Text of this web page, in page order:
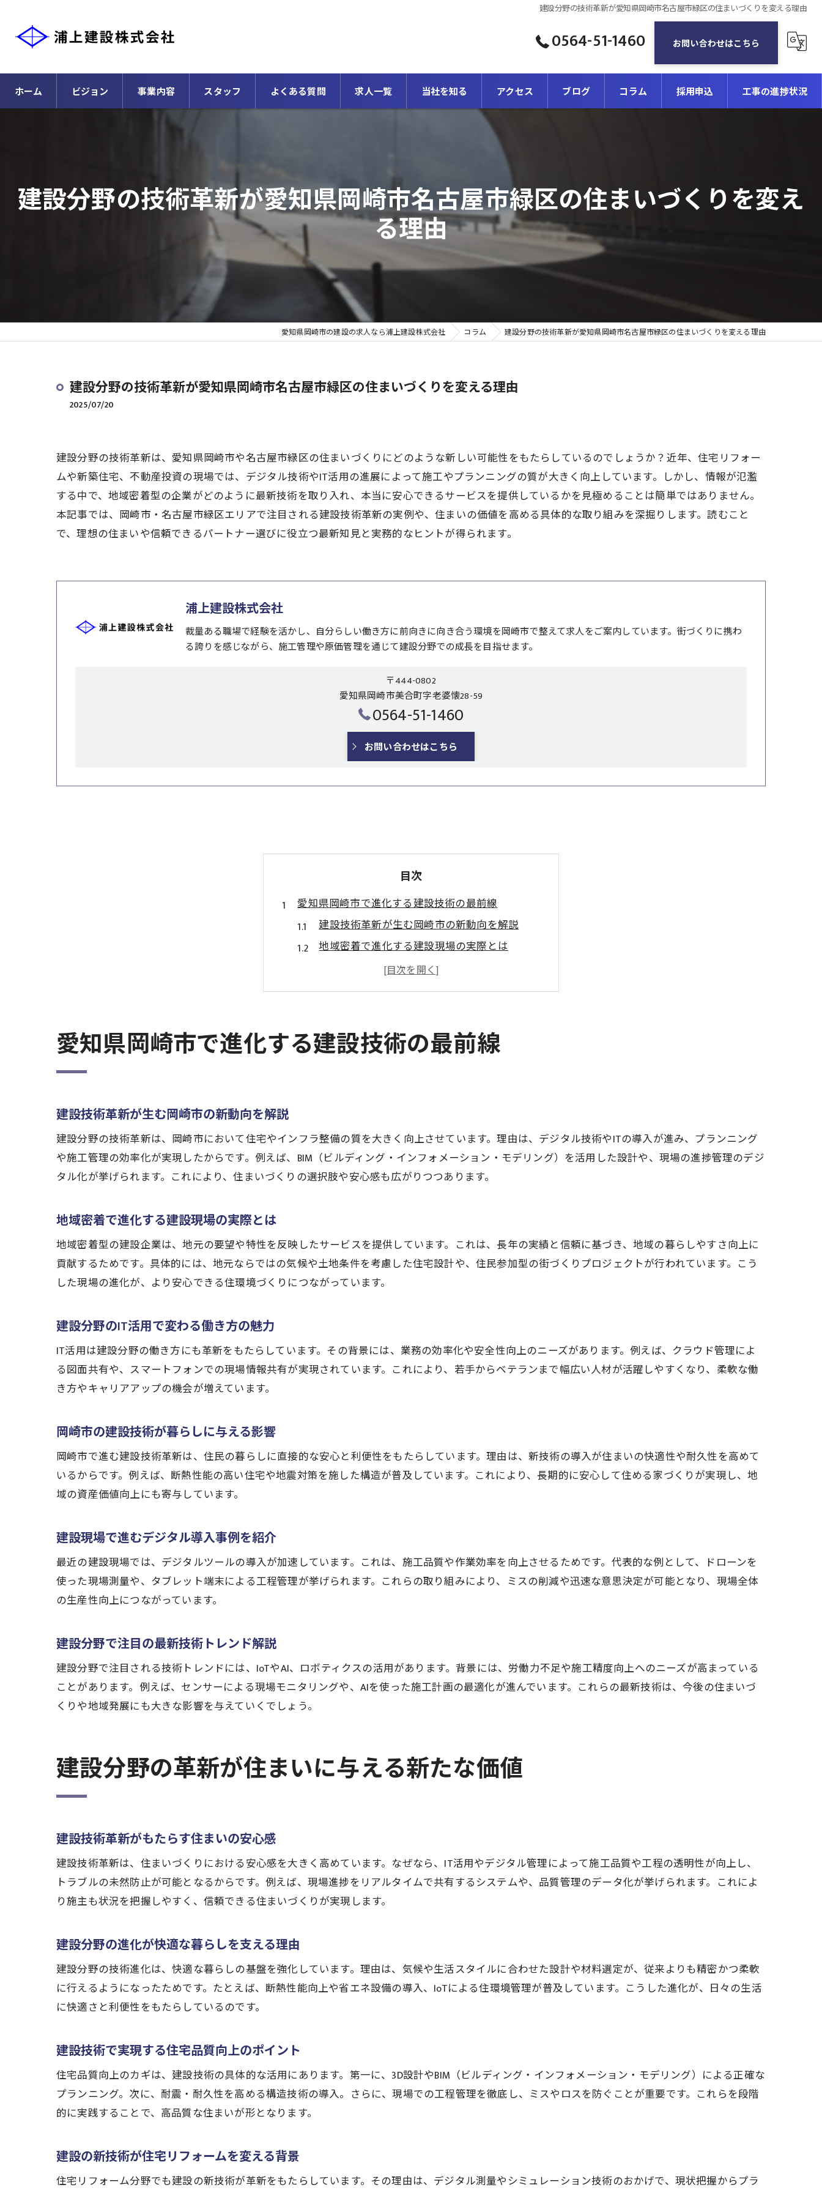
建設分野の技術革新が愛知県岡崎市名古屋市緑区の住まいづくりを変える理由
0564-51-1460 お問い合わせはこちら
ホーム ビジョン 事業内容 スタッフ よくある質問 求人一覧 当社を知る
2級土木施工管理
1級土木施工管理
アクセス ブログ コラム 採用申込 工事の進捗状況
建設分野の技術革新が愛知県岡崎市名古屋市緑区の住まいづくりを変え
る理由
愛知県岡崎市の建設の求人なら浦上建設株式会社 コラム 建設分野の技術革新が愛知県岡崎市名古屋市緑区の住まいづくりを変える理由
建設分野の技術革新が愛知県岡崎市名古屋市緑区の住まいづくりを変える理由
2025/07/20
建設分野の技術革新は、愛知県岡崎市や名古屋市緑区の住まいづくりにどのような新しい可能性をもたらしているのでしょうか？近年、住宅リフォー
ムや新築住宅、不動産投資の現場では、デジタル技術やIT活用の進展によって施工やプランニングの質が大きく向上しています。しかし、情報が氾濫
する中で、地域密着型の企業がどのように最新技術を取り入れ、本当に安心できるサービスを提供しているかを見極めることは簡単ではありません。
本記事では、岡崎市・名古屋市緑区エリアで注目される建設技術革新の実例や、住まいの価値を高める具体的な取り組みを深掘りします。読むこと
で、理想の住まいや信頼できるパートナー選びに役立つ最新知見と実務的なヒントが得られます。
浦上建設株式会社
裁量ある職場で経験を活かし、自分らしい働き方に前向きに向き合う環境を岡崎市で整えて求人をご案内しています。街づくりに携わ
る誇りを感じながら、施工管理や原価管理を通じて建設分野での成長を目指せます。
〒444-0802
愛知県岡崎市美合町字老婆懐28-59
0564-51-1460
お問い合わせはこちら
目次
愛知県岡崎市で進化する建設技術の最前線
建設技術革新が生む岡崎市の新動向を解説
地域密着で進化する建設現場の実際とは
建設分野のIT活用で変わる働き方の魅力
岡崎市の建設技術が暮らしに与える影響
建設分野で注目の最新技術トレンド解説
建設分野の革新が住まいに与える新たな価値
建設の新技術が住宅リフォームを変える背景
建設分野の最新動向が資産価値に直結する理由
建設現場で進む価値向上への取り組み事例
理想の住まいを叶える建設分野の最新技術
建設会社を選ぶ際の技術力チェックポイント
建設技術革新が実現する設備の進化とは
デジタル活用が変える建設現場の実例紹介
建設技術革新で変わるデジタル現場の事例
建設技術が生む現場管理のスマート化とは
建設分野のデジタル改革で働き方も変化
建設分野の技術革新が健康的な住まいに貢献
建設現場で進化するスマートホーム事例
建設技術を見極めるパートナー選びのコツ
建設分野の実績や技術力で比較する方法
建設業界で注目されるサポート体制の特徴
建設技術革新を担う企業の見極め方とは
建設業界で愛される地域密着型の理由に迫る
建設分野の未来を拓く地元企業の実践例紹介
地域密着型建設企業が信頼されるポイント
建設技術革新がもたらす未来の暮らし提案
建設技術革新が拓く新しい暮らし方の提案
建設分野の進化が生活スタイルを変える理由
建設技術革新時代の住まい選びの新基準
愛知県岡崎市で進化する建設技術の最前線
建設技術革新が生む岡崎市の新動向を解説
建設分野の技術革新は、岡崎市において住宅やインフラ整備の質を大きく向上させています。理由は、デジタル技術やITの導入が進み、プランニング
や施工管理の効率化が実現したからです。例えば、BIM（ビルディング・インフォメーション・モデリング）を活用した設計や、現場の進捗管理のデジ
タル化が挙げられます。これにより、住まいづくりの選択肢や安心感も広がりつつあります。
地域密着で進化する建設現場の実際とは
地域密着型の建設企業は、地元の要望や特性を反映したサービスを提供しています。これは、長年の実績と信頼に基づき、地域の暮らしやすさ向上に
貢献するためです。具体的には、地元ならではの気候や土地条件を考慮した住宅設計や、住民参加型の街づくりプロジェクトが行われています。こう
した現場の進化が、より安心できる住環境づくりにつながっています。
建設分野のIT活用で変わる働き方の魅力
IT活用は建設分野の働き方にも革新をもたらしています。その背景には、業務の効率化や安全性向上のニーズがあります。例えば、クラウド管理によ
る図面共有や、スマートフォンでの現場情報共有が実現されています。これにより、若手からベテランまで幅広い人材が活躍しやすくなり、柔軟な働
き方やキャリアアップの機会が増えています。
岡崎市の建設技術が暮らしに与える影響
岡崎市で進む建設技術革新は、住民の暮らしに直接的な安心と利便性をもたらしています。理由は、新技術の導入が住まいの快適性や耐久性を高めて
いるからです。例えば、断熱性能の高い住宅や地震対策を施した構造が普及しています。これにより、長期的に安心して住める家づくりが実現し、地
域の資産価値向上にも寄与しています。
建設現場で進むデジタル導入事例を紹介
最近の建設現場では、デジタルツールの導入が加速しています。これは、施工品質や作業効率を向上させるためです。代表的な例として、ドローンを
使った現場測量や、タブレット端末による工程管理が挙げられます。これらの取り組みにより、ミスの削減や迅速な意思決定が可能となり、現場全体
の生産性向上につながっています。
建設分野で注目の最新技術トレンド解説
建設分野で注目される技術トレンドには、IoTやAI、ロボティクスの活用があります。背景には、労働力不足や施工精度向上へのニーズが高まっている
ことがあります。例えば、センサーによる現場モニタリングや、AIを使った施工計画の最適化が進んでいます。これらの最新技術は、今後の住まいづ
くりや地域発展にも大きな影響を与えていくでしょう。
建設分野の革新が住まいに与える新たな価値
建設技術革新がもたらす住まいの安心感
建設技術革新は、住まいづくりにおける安心感を大きく高めています。なぜなら、IT活用やデジタル管理によって施工品質や工程の透明性が向上し、
トラブルの未然防止が可能となるからです。例えば、現場進捗をリアルタイムで共有するシステムや、品質管理のデータ化が挙げられます。これによ
り施主も状況を把握しやすく、信頼できる住まいづくりが実現します。
建設分野の進化が快適な暮らしを支える理由
建設分野の技術進化は、快適な暮らしの基盤を強化しています。理由は、気候や生活スタイルに合わせた設計や材料選定が、従来よりも精密かつ柔軟
に行えるようになったためです。たとえば、断熱性能向上や省エネ設備の導入、IoTによる住環境管理が普及しています。こうした進化が、日々の生活
に快適さと利便性をもたらしているのです。
建設技術で実現する住宅品質向上のポイント
住宅品質向上のカギは、建設技術の具体的な活用にあります。第一に、3D設計やBIM（ビルディング・インフォメーション・モデリング）による正確な
プランニング。次に、耐震・耐久性を高める構造技術の導入。さらに、現場での工程管理を徹底し、ミスやロスを防ぐことが重要です。これらを段階
的に実践することで、高品質な住まいが形となります。
建設の新技術が住宅リフォームを変える背景
住宅リフォーム分野でも建設の新技術が革新をもたらしています。その理由は、デジタル測量やシミュレーション技術のおかげで、現状把握からプラ